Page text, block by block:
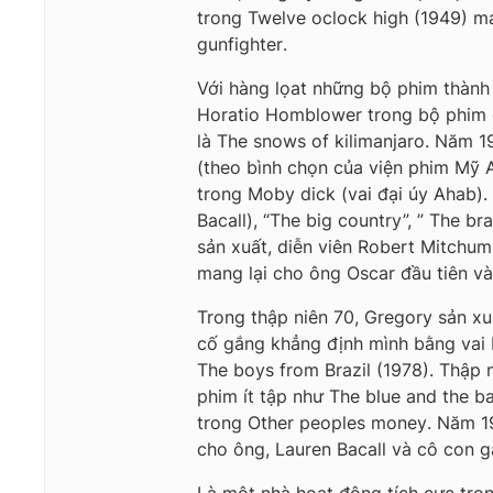
trong Twelve oclock high
gunfighter.
Với hàng lọat những bộ phim
Horatio Homblower trong bộ
là The snows of kilimanjaro.
(theo bình chọn của viện phim Mỹ
trong Moby dick (vai đại úy
Bacall), “The big country”, ” The
sản xuất, diễn viên Robert
mang lại cho ông Oscar đầu tiên
Trong thập niên 70, Gregory sản
cố gắng khẳng định mình bằng vai
The boys from Brazil (1978).
phim ít tập như The blue and the
trong Other peoples money.
cho ông, Lauren Bacall và cô con